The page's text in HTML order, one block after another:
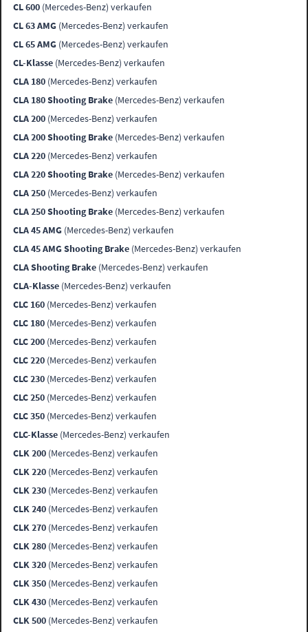
CL 600 (Mercedes-Benz) verkaufen
CL 63 AMG (Mercedes-Benz) verkaufen
CL 65 AMG (Mercedes-Benz) verkaufen
CL-Klasse (Mercedes-Benz) verkaufen
CLA 180 (Mercedes-Benz) verkaufen
CLA 180 Shooting Brake (Mercedes-Benz) verkaufen
CLA 200 (Mercedes-Benz) verkaufen
CLA 200 Shooting Brake (Mercedes-Benz) verkaufen
CLA 220 (Mercedes-Benz) verkaufen
CLA 220 Shooting Brake (Mercedes-Benz) verkaufen
CLA 250 (Mercedes-Benz) verkaufen
CLA 250 Shooting Brake (Mercedes-Benz) verkaufen
CLA 45 AMG (Mercedes-Benz) verkaufen
CLA 45 AMG Shooting Brake (Mercedes-Benz) verkaufen
CLA Shooting Brake (Mercedes-Benz) verkaufen
CLA-Klasse (Mercedes-Benz) verkaufen
CLC 160 (Mercedes-Benz) verkaufen
CLC 180 (Mercedes-Benz) verkaufen
CLC 200 (Mercedes-Benz) verkaufen
CLC 220 (Mercedes-Benz) verkaufen
CLC 230 (Mercedes-Benz) verkaufen
CLC 250 (Mercedes-Benz) verkaufen
CLC 350 (Mercedes-Benz) verkaufen
CLC-Klasse (Mercedes-Benz) verkaufen
CLK 200 (Mercedes-Benz) verkaufen
CLK 220 (Mercedes-Benz) verkaufen
CLK 230 (Mercedes-Benz) verkaufen
CLK 240 (Mercedes-Benz) verkaufen
CLK 270 (Mercedes-Benz) verkaufen
CLK 280 (Mercedes-Benz) verkaufen
CLK 320 (Mercedes-Benz) verkaufen
CLK 350 (Mercedes-Benz) verkaufen
CLK 430 (Mercedes-Benz) verkaufen
CLK 500 (Mercedes-Benz) verkaufen